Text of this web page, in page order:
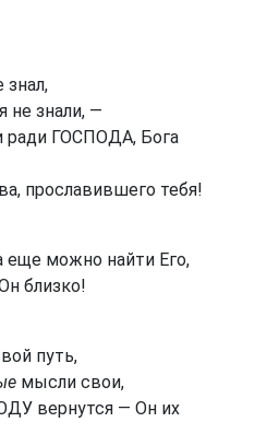
знал,
не знали, —
ради ГОСПОДА, Бога
прославившего тебя!
можно найти Его,
близко!
путь,
мысли свои,
вернутся — Он их